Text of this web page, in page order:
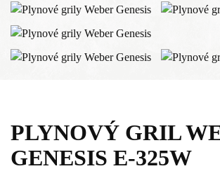
PLYNOVÝ GRIL
GENESIS E-325W